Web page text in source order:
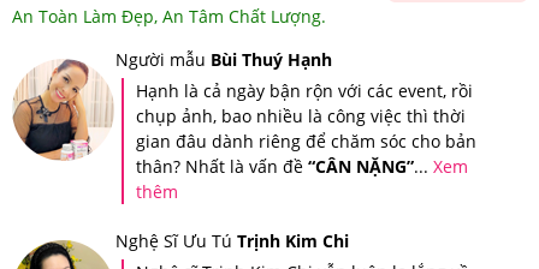
Tem chống giả của Giảm Cân An Toàn
Kim Ngọc
Hòa Bình, Quận 11
“Mình rất thích dòng sản phẩm này,
giao hàng luôn đúng hẹn. Mình dùng sản phẩm của
An Toàn Làm Đẹp, An Tâm Chất Lượng.
Người mẫu Bùi Thuý Hạnh
Hạnh là cả ngày bận rộn với các event, rồi
chụp ảnh, bao nhiều là công việc thì thời
gian đâu dành riêng để chăm sóc cho bản
thân? Nhất là vấn đề “CÂN NẶNG”... Xem
thêm
Nghệ Sĩ Ưu Tú Trịnh Kim Chi